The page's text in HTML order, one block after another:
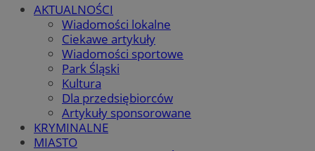
AKTUALNOŚCI
Wiadomości lokalne
Ciekawe artykuły
Wiadomości sportowe
Park Śląski
Kultura
Dla przedsiębiorców
Artykuły sponsorowane
KRYMINALNE
MIASTO